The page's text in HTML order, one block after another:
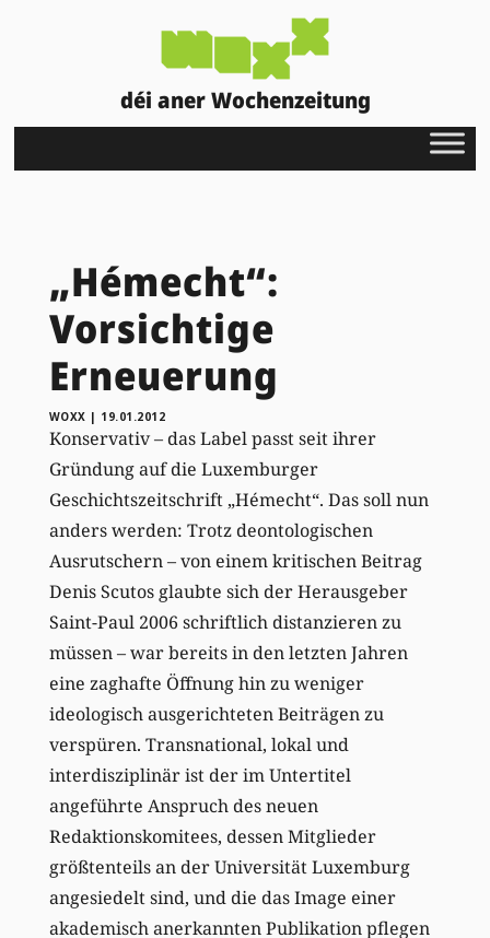
déi aner Wochenzeitung
„Hémecht“:
Vorsichtige
Erneuerung
WOXX | 19.01.2012
Konservativ – das Label passt seit ihrer
Gründung auf die Luxemburger
Geschichtszeitschrift „Hémecht“. Das soll nun
anders werden: Trotz deontologischen
Ausrutschern – von einem kritischen Beitrag
Denis Scutos glaubte sich der Herausgeber
Saint-Paul 2006 schriftlich distanzieren zu
müssen – war bereits in den letzten Jahren
eine zaghafte Öffnung hin zu weniger
ideologisch ausgerichteten Beiträgen zu
verspüren. Transnational, lokal und
interdisziplinär ist der im Untertitel
angeführte Anspruch des neuen
Redaktionskomitees, dessen Mitglieder
größtenteils an der Universität Luxemburg
angesiedelt sind, und die das Image einer
akademisch anerkannten Publikation pflegen